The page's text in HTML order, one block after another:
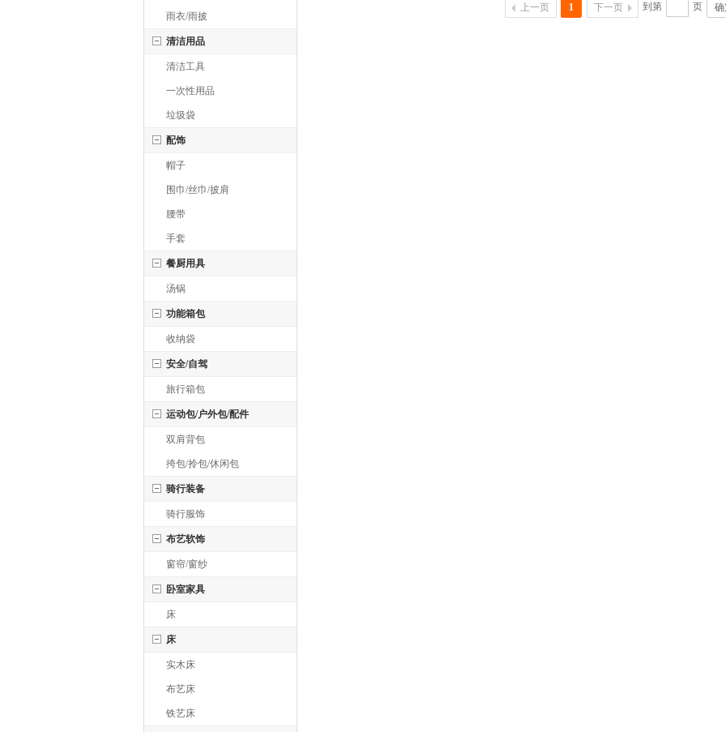
雨衣/雨披
清洁用品
清洁工具
一次性用品
垃圾袋
配饰
帽子
围巾/丝巾/披肩
腰带
手套
餐厨用具
汤锅
功能箱包
收纳袋
安全/自驾
旅行箱包
运动包/户外包/配件
双肩背包
挎包/拎包/休闲包
骑行装备
骑行服饰
布艺软饰
窗帘/窗纱
卧室家具
床
床
实木床
布艺床
铁艺床
上一页 1 下一页 到第 页